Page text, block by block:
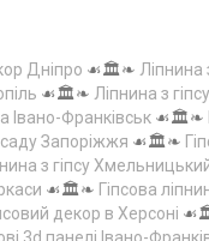
Дніпро ☙🏛️❧ Ліпнина
☙🏛️❧ Ліпнина з
Івано-Франківськ ☙🏛️❧
Запоріжжя ☙🏛️❧
з гіпсу
☙🏛️❧ Гіпсова
декор в Херсоні